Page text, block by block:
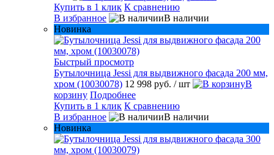
Купить в 1 клик К сравнению
В избранное
В наличии
Новинка
Быстрый просмотр
Бутылочница Jessi для выдвижного фасада 200 мм,
хром (10030078) 12 998 руб. / шт
В
корзину Подробнее
Купить в 1 клик К сравнению
В избранное
В наличии
Новинка